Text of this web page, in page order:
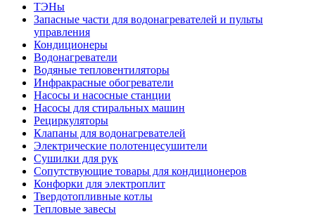
ТЭНы
Запасные части для водонагревателей и пульты
управления
Кондиционеры
Водонагреватели
Водяные тепловентиляторы
Инфракрасные обогреватели
Насосы и насосные станции
Насосы для стиральных машин
Рециркуляторы
Клапаны для водонагревателей
Электрические полотенцесушители
Сушилки для рук
Сопутствующие товары для кондиционеров
Конфорки для электроплит
Твердотопливные котлы
Тепловые завесы